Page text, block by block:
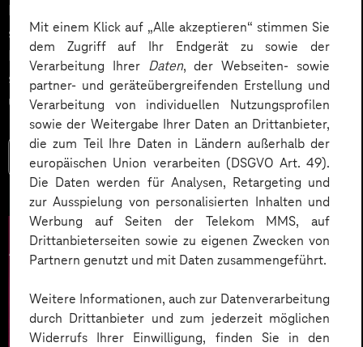
Mit einem Klick auf „Alle akzeptieren“ stimmen Sie
dem Zugriff auf Ihr Endgerät zu sowie der
Verarbeitung Ihrer Daten, der Webseiten- sowie
partner- und geräteübergreifenden Erstellung und
Verarbeitung von individuellen Nutzungsprofilen
sowie der Weitergabe Ihrer Daten an Drittanbieter,
die zum Teil Ihre Daten in Ländern außerhalb der
europäischen Union verarbeiten (DSGVO Art. 49).
Die Daten werden für Analysen, Retargeting und
zur Ausspielung von personalisierten Inhalten und
Werbung auf Seiten der Telekom MMS, auf
Drittanbieterseiten sowie zu eigenen Zwecken von
Partnern genutzt und mit Daten zusammengeführt.
Weitere Informationen, auch zur Datenverarbeitung
durch Drittanbieter und zum jederzeit möglichen
Widerrufs Ihrer Einwilligung, finden Sie in den
Laura Dreessen, warum erfolgreiche KI‑Dialogsysteme
strategische Beratung, gutes UX‑Design, klare
Prozesse und realistische Erwartungen brauchen. Ein
spannender Blick auf das Zusammenspiel von Mensch
und KI.
Mehr lesen